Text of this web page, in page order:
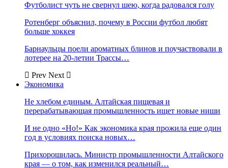
Футболист чуть не свернул шею, когда радовался голу
Ротенберг объяснил, почему в России футбол любят
больше хоккея
Барнаульцы поели ароматных блинов и поучаствовали в
лотерее на 20-летии Трассы…
Prev Next
Экономика
Не хлебом единым. Алтайская пищевая и
перерабатывающая промышленность ищет новые ниши
И не одно «Но!» Как экономика края прожила еще один
год в условиях поиска новых…
Прихорошилась. Министр промышленности Алтайского
края — о том, как изменился реальный…